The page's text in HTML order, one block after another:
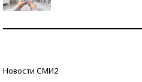
Новости СМИ2